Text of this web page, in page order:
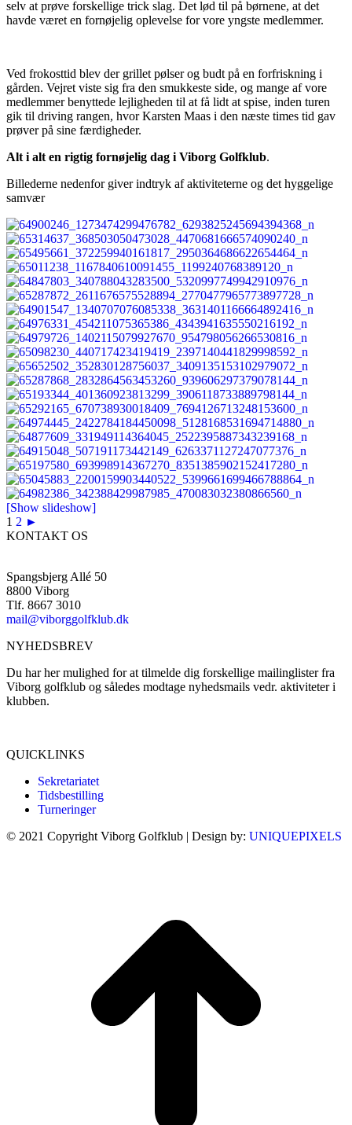
selv at prøve forskellige trick slag. Det lød til på børnene, at det
havde været en fornøjelig oplevelse for vore yngste medlemmer.
Ved frokosttid blev der grillet pølser og budt på en forfriskning i
gården. Vejret viste sig fra den smukkeste side, og mange af vore
medlemmer benyttede lejligheden til at få lidt at spise, inden turen
gik til driving rangen, hvor Karsten Maas i den næste times tid gav
prøver på sine færdigheder.
Alt i alt en rigtig fornøjelig dag i Viborg Golfklub.
Billederne nedenfor giver indtryk af aktiviteterne og det hyggelige
samvær
[Show slideshow]
1 2 ►
KONTAKT OS
Spangsbjerg Allé 50
8800 Viborg
Tlf. 8667 3010
mail@viborggolfklub.dk
NYHEDSBREV
Du har her mulighed for at tilmelde dig forskellige mailinglister fra
Viborg golfklub og således modtage nyhedsmails vedr. aktiviteter i
klubben.
QUICKLINKS
Sekretariatet
Tidsbestilling
Turneringer
© 2021 Copyright Viborg Golfklub | Design by: UNIQUEPIXELS